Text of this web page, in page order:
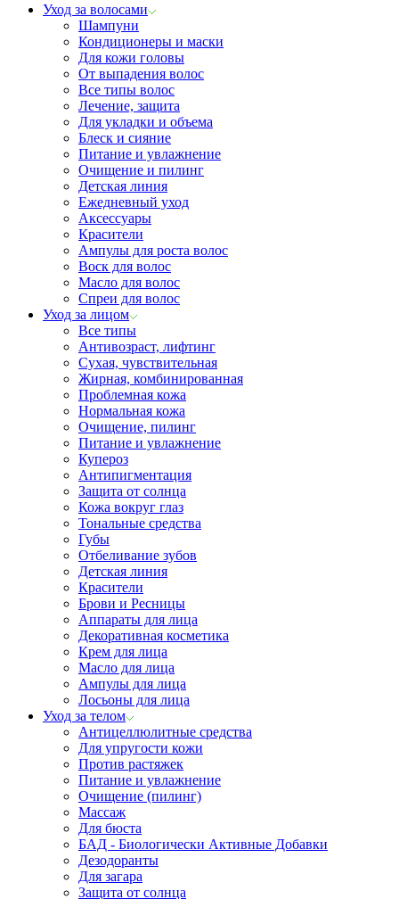
Уход за волосами
Шампуни
Кондиционеры и маски
Для кожи головы
От выпадения волос
Все типы волос
Лечение, защита
Для укладки и объема
Блеск и сияние
Питание и увлажнение
Очищение и пилинг
Детская линия
Ежедневный уход
Аксессуары
Красители
Ампулы для роста волос
Воск для волос
Масло для волос
Спреи для волос
Уход за лицом
Все типы
Антивозраст, лифтинг
Сухая, чувствительная
Жирная, комбинированная
Проблемная кожа
Нормальная кожа
Очищение, пилинг
Питание и увлажнение
Купероз
Антипигментация
Защита от солнца
Кожа вокруг глаз
Тональные средства
Губы
Отбеливание зубов
Детская линия
Красители
Брови и Ресницы
Аппараты для лица
Декоративная косметика
Крем для лица
Масло для лица
Ампулы для лица
Лосьоны для лица
Уход за телом
Антицеллюлитные средства
Для упругости кожи
Против растяжек
Питание и увлажнение
Очищение (пилинг)
Массаж
Для бюста
БАД - Биологически Активные Добавки
Дезодоранты
Для загара
Защита от солнца